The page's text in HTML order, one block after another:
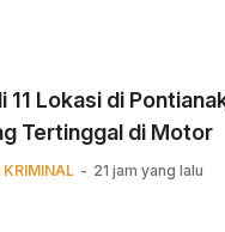
11 Lokasi di
Tertinggal di Motor
21 jam yang lalu